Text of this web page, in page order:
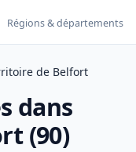
Régions & départements
de Belfort
dans
(90)